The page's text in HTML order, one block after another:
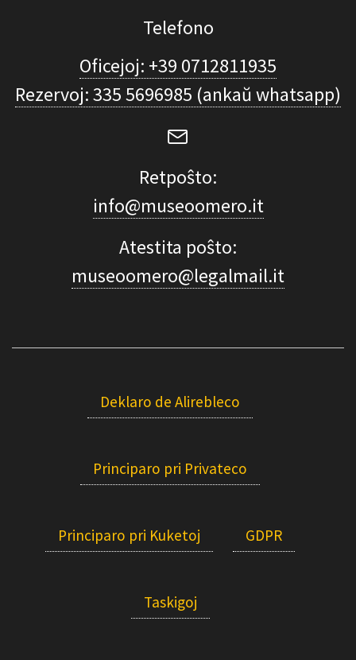
Telefono
Oficejoj: +39 0712811935
Rezervoj: 335 5696985 (ankaŭ whatsapp)
Retpoŝto:
info@museoomero.it
Atestita poŝto:
museoomero@legalmail.it
Deklaro de Alirebleco
Principaro pri Privateco
Principaro pri Kuketoj GDPR
Taskigoj